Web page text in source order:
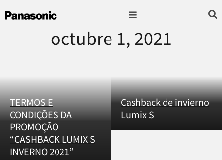
octubre 1, 2021
TERMOS E
CONDIÇÕES DA
PROMOÇÃO
“CASHBACK LUMIX S
INVERNO 2021”
Cashback de invierno
Lumix S